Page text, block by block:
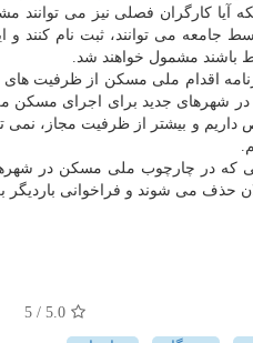
آیا كارگران فصلی نیز می
جامعه می توانند، ثبت نام
باشند مشمول خواهند شد.
اقدام ملی مسكن از ظرفیت
بود و پیش بینی ۷۰ هزار واحد در شهرهای جدید
و بیشتر از ظرفیت مجاز، نمی
كه در چارچوب ملی مسكن در
حذف می شوند و فراخوانی باردیگر
5.0
/ 5